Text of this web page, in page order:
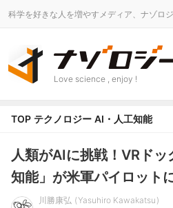
科学を好きな人を増やすメディア、ナゾロジ
Love science , enjoy !
TOP テクノロジー AI・人工知能
人類がAIに挑戦！VRド
知能」が米軍パイロット
川勝康弘
Yasuhiro Kawakatsu